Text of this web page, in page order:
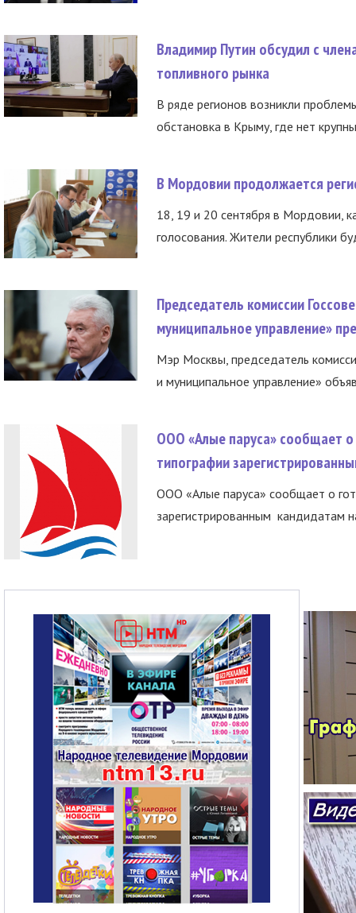
Владимир Путин обсудил с
топливного рынка
В ряде регионов возникли
обстановка в Крыму, где нет
В Мордовии продолжается
18, 19 и 20 сентября в Мордовии,
голосования. Жители республики
Председатель комиссии
муниципальное управление»
Мэр Москвы, председатель
и муниципальное управление»
ООО «Алые паруса» сообщает о
типографии
ООО «Алые паруса» сообщает о
зарегистрированным кандидатам